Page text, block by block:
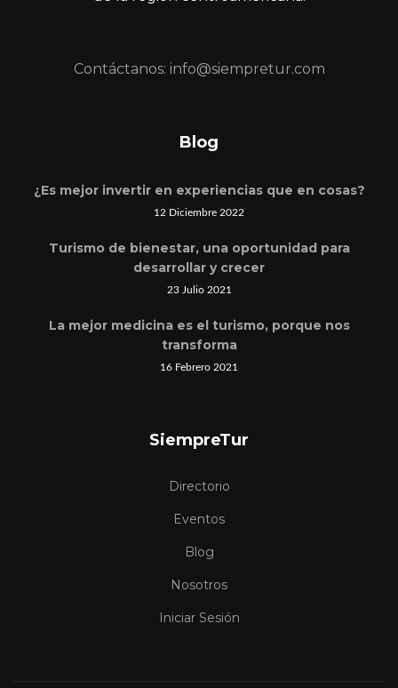
Contáctanos: info@siempretur.com
Blog
¿Es mejor invertir en experiencias que en cosas?
12 Diciembre 2022
Turismo de bienestar, una oportunidad para
desarrollar y crecer
23 Julio 2021
La mejor medicina es el turismo, porque nos
transforma
16 Febrero 2021
SiempreTur
Directorio
Eventos
Blog
Nosotros
Iniciar Sesión